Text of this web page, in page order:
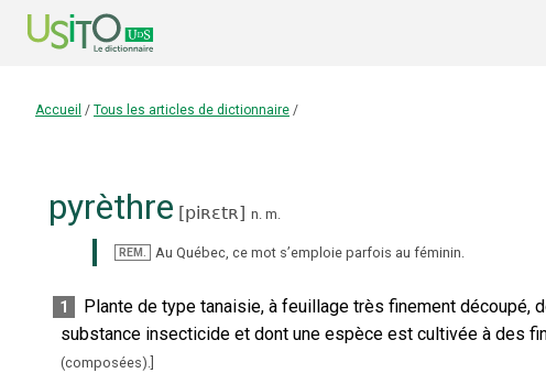
Accueil / Tous les articles de dictionnaire /
pyrèthre [piʀɛtʀ] n. m.
REM. Au Québec, ce mot s’emploie parfois au féminin.
1
Plante de type tanaisie, à feuillage très finement découpé,
substance insecticide et dont une espèce est cultivée à des
(composées).